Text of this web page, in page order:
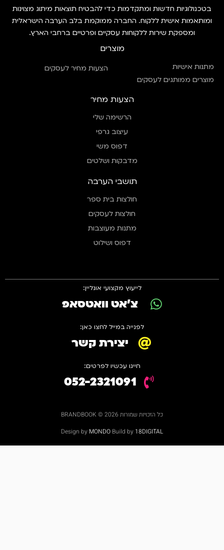
בטכנולוגיות חדשות ומתקדמות כדי להבטיח תוצאות מיתוג מצוינות
ומותאמות אישית ללקוח. החברה ממוקמת בלב הערבה הישראלית
ומספקת שירות ללקוחות עסקיים ופרטיים ברחבי הארץ.
מוצרים
מתנות אישיות
מוצרים ממותגים לעסקים
הצעות מחיר לעסקים
הצעות מחיר
הרשימה שלי
עיצוב גרפי
דפוס משי
מדבקות ושלטים
תושבי הערבה
חולצות בית ספר
חולצות לעסקים
מתנות מעוצבות
דפוס ושילוט
לייעוץ מקצועי אונליין:
צ'אט וואטסאפ
לפנייה במייל לחצו כאן:
יצירת קשר
חייגו עכשיו לפרטים:
052-2321091
כל הזכויות שמורות 2026 © BRANDBOOK
Design by MONDO Build by 18DIGITAL